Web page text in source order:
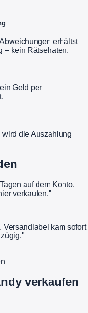
erhältst
– kein Rätselraten.
Geld per
die Auszahlung
auf dem Konto.
verkaufen."
Versandlabel kam sofort
verkaufen